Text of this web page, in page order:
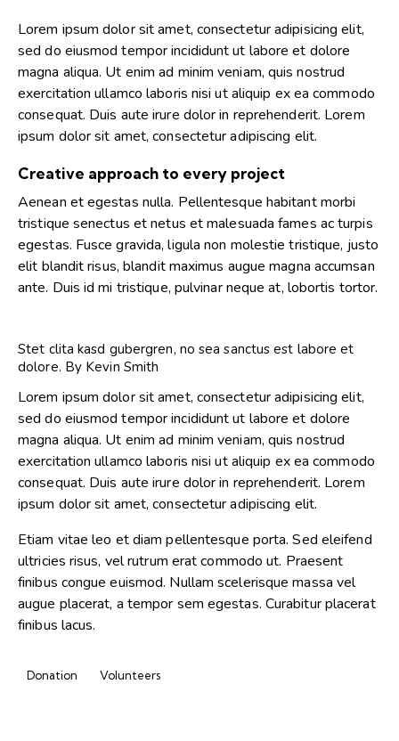
Lorem ipsum dolor sit amet, consectetur adipisicing elit,
sed do eiusmod tempor incididunt ut labore et dolore
magna aliqua. Ut enim ad minim veniam, quis nostrud
exercitation ullamco laboris nisi ut aliquip ex ea commodo
consequat. Duis aute irure dolor in reprehenderit. Lorem
ipsum dolor sit amet, consectetur adipiscing elit.
Creative approach to every project
Aenean et egestas nulla. Pellentesque habitant morbi
tristique senectus et netus et malesuada fames ac turpis
egestas. Fusce gravida, ligula non molestie tristique, justo
elit blandit risus, blandit maximus augue magna accumsan
ante. Duis id mi tristique, pulvinar neque at, lobortis tortor.
Stet clita kasd gubergren, no sea sanctus est labore et
dolore. By Kevin Smith
Lorem ipsum dolor sit amet, consectetur adipisicing elit,
sed do eiusmod tempor incididunt ut labore et dolore
magna aliqua. Ut enim ad minim veniam, quis nostrud
exercitation ullamco laboris nisi ut aliquip ex ea commodo
consequat. Duis aute irure dolor in reprehenderit. Lorem
ipsum dolor sit amet, consectetur adipiscing elit.
Etiam vitae leo et diam pellentesque porta. Sed eleifend
ultricies risus, vel rutrum erat commodo ut. Praesent
finibus congue euismod. Nullam scelerisque massa vel
augue placerat, a tempor sem egestas. Curabitur placerat
finibus lacus.
Donation Volunteers